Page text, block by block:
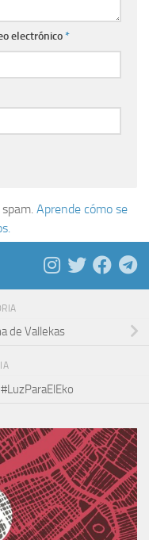
electrónico*
Aprende cómo se
de Vallekas